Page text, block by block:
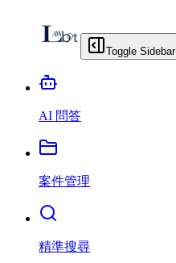
Toggle Sidebar
AI 問答
案件管理
精準搜尋